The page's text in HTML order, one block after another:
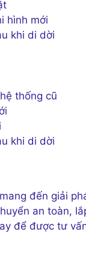
hình mới
khi di dời
thống cũ
khi di dời
đến giải
an toàn,
để được tư